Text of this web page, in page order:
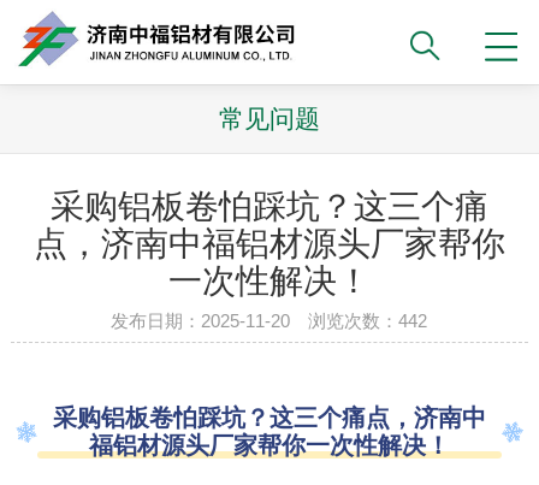
常见问题
采购铝板卷怕踩坑？这三个痛
点，济南中福铝材源头厂家帮你
一次性解决！
发布日期：2025-11-20 浏览次数：442
采购铝板卷怕踩坑？这三个痛点，济南中
福铝材源头厂家帮你一次性解决！